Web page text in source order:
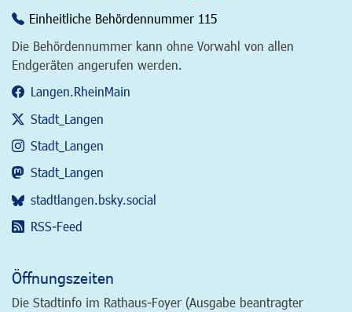
Einheitliche Behördennummer 115
Die Behördennummer kann ohne Vorwahl von allen
Endgeräten angerufen werden.
Langen.RheinMain
Stadt_Langen
Stadt_Langen
Stadt_Langen
stadtlangen.bsky.social
RSS-Feed
Öffnungszeiten
Die Stadtinfo im Rathaus-Foyer (Ausgabe beantragter